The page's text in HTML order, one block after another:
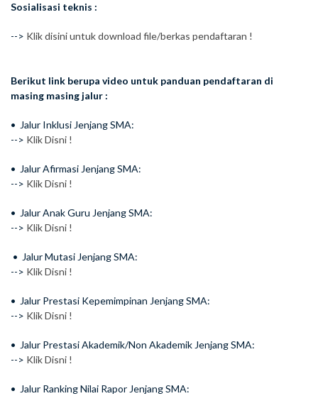
Sosialisasi teknis :
--> Klik disini untuk download file/berkas pendaftaran !
Berikut link berupa video untuk panduan pendaftaran di
masing masing jalur :
•⁠ ⁠Jalur Inklusi Jenjang SMA:
--> Klik Disni !
•⁠ ⁠Jalur Afirmasi Jenjang SMA:
--> Klik Disni !
• Jalur Anak Guru Jenjang SMA:
--> Klik Disni !
⁠•⁠ Jalur Mutasi Jenjang SMA:
--> Klik Disni !
•⁠ ⁠Jalur Prestasi Kepemimpinan Jenjang SMA:
--> Klik Disni !
•⁠ ⁠Jalur Prestasi Akademik/Non Akademik Jenjang SMA:
--> Klik Disni !
•⁠ ⁠Jalur Ranking Nilai Rapor Jenjang SMA: